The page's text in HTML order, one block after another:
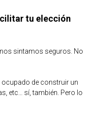
tu elección
sintamos seguros. No
de construir un
etc… sí, también. Pero lo